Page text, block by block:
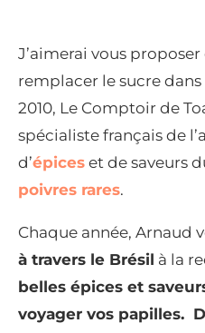
J’aimerai vous
remplacer le sucre
2010, Le Comptoir de
spécialiste français de
d’épices et de saveurs
poivres rares.
Chaque année, Arnaud
à travers le Brésil à la
belles épices et
voyager vos papilles.